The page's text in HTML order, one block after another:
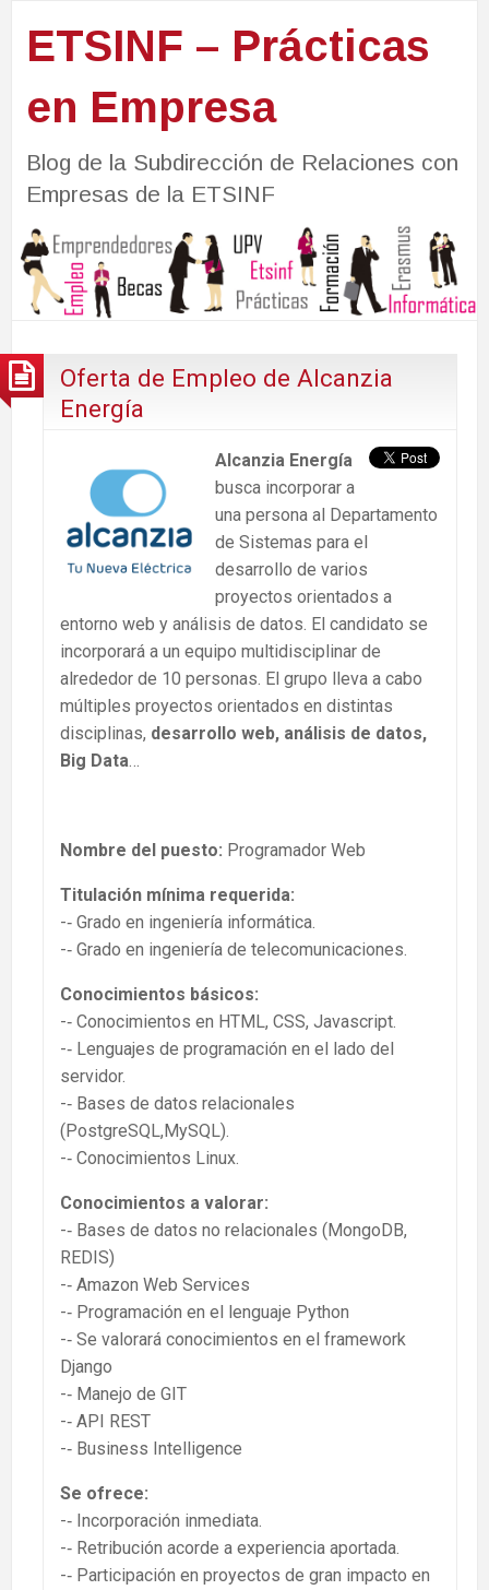
ETSINF – Prácticas
en Empresa
Blog de la Subdirección de Relaciones con
Empresas de la ETSINF
Oferta de Empleo de Alcanzia
Energía
Alcanzia Energía
busca incorporar a
una persona al Departamento
de Sistemas para el
desarrollo de varios
proyectos orientados a
entorno web y análisis de datos. El candidato se
incorporará a un equipo multidisciplinar de
alrededor de 10 personas. El grupo lleva a cabo
múltiples proyectos orientados en distintas
disciplinas, desarrollo web, análisis de datos,
Big Data
Nombre del puesto: Programador Web
Titulación mínima requerida:
-­‐ Grado en ingeniería informática.
-­‐ Grado en ingeniería de telecomunicaciones.
Conocimientos básicos:
-­‐ Conocimientos en HTML, CSS, Javascript.
-­‐ Lenguajes de programación en el lado del
servidor.
-­‐ Bases de datos relacionales
(PostgreSQL,MySQL).
-­‐ Conocimientos Linux.
Conocimientos a valorar:
-­‐ Bases de datos no relacionales (MongoDB,
REDIS)
-­‐ Amazon Web Services
-­‐ Programación en el lenguaje Python
-­‐ Se valorará conocimientos en el framework
Django
-­‐ Manejo de GIT
-­‐ API REST
-­‐ Business Intelligence
Se ofrece:
-­‐ Incorporación inmediata.
-­‐ Retribución acorde a experiencia aportada.
-­‐ Participación en proyectos de gran impacto en